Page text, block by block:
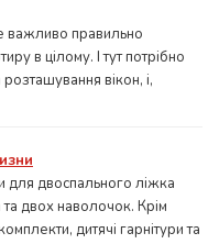
важливо правильно
в цілому. І тут потрібно
вікон, і,
для двоспального ліжка
двох наволочок. Крім
дитячі гарнітури та